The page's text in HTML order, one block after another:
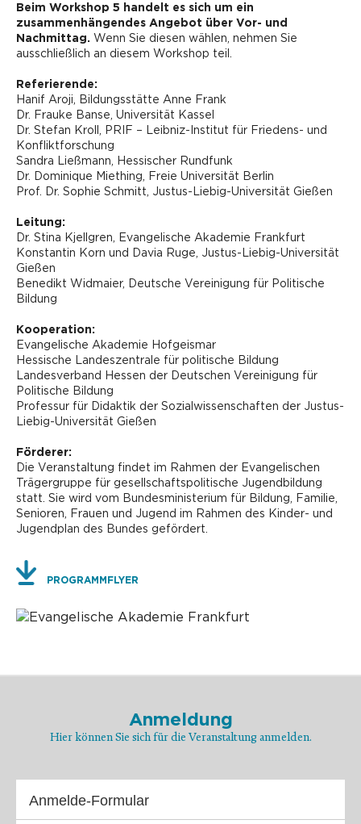
Beim Workshop 5 handelt es sich um ein
zusammenhängendes Angebot über Vor- und
Nachmittag. Wenn Sie diesen wählen, nehmen Sie
ausschließlich an diesem Workshop teil.
Referierende:
Hanif Aroji, Bildungsstätte Anne Frank
Dr. Frauke Banse, Universität Kassel
Dr. Stefan Kroll, PRIF – Leibniz-Institut für Friedens- und
Konfliktforschung
Sandra Ließmann, Hessischer Rundfunk
Dr. Dominique Miething, Freie Universität Berlin
Prof. Dr. Sophie Schmitt, Justus-Liebig-Universität Gießen
Leitung:
Dr. Stina Kjellgren, Evangelische Akademie Frankfurt
Konstantin Korn und Davia Ruge, Justus-Liebig-Universität
Gießen
Benedikt Widmaier, Deutsche Vereinigung für Politische
Bildung
Kooperation:
Evangelische Akademie Hofgeismar
Hessische Landeszentrale für politische Bildung
Landesverband Hessen der Deutschen Vereinigung für
Politische Bildung
Professur für Didaktik der Sozialwissenschaften der Justus-
Liebig-Universität Gießen
Förderer:
Die Veranstaltung findet im Rahmen der Evangelischen
Trägergruppe für gesellschaftspolitische Jugendbildung
statt. Sie wird vom Bundesministerium für Bildung, Familie,
Senioren, Frauen und Jugend im Rahmen des Kinder- und
Jugendplan des Bundes gefördert.
PROGRAMMFLYER
Anmeldung
Hier können Sie sich für die Veranstaltung anmelden.